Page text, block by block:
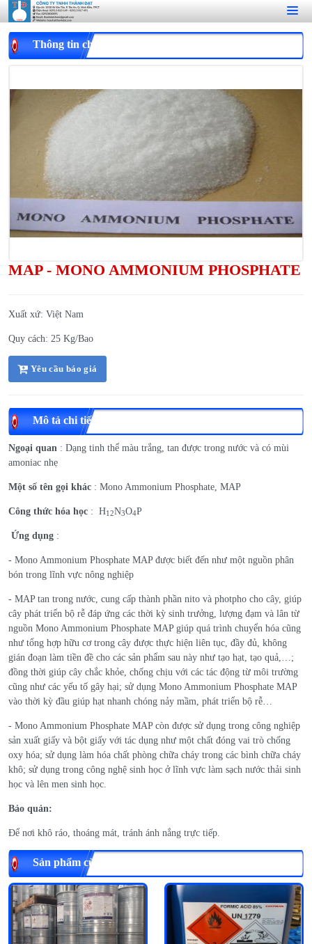
Thông tin chi tiết
MAP - MONO AMMONIUM PHOSPHATE
Xuất xứ: Việt Nam
Quy cách: 25 Kg/Bao
Yêu cầu báo giá
Mô tả chi tiết
Ngoại quan : Dạng tinh thể màu trắng, tan được trong nước và có mùi
amoniac nhẹ
Một số tên gọi khác : Mono Ammonium Phosphate, MAP
Công thức hóa học : H12N3O4P
Ứng dụng :
- Mono Ammonium Phosphate MAP được biết đến như một nguồn phân
bón trong lĩnh vực nông nghiệp
- MAP tan trong nước, cung cấp thành phần nito và photpho cho cây, giúp
cây phát triển bộ rễ đáp ứng các thời kỳ sinh trưởng, lượng đạm và lân từ
nguồn Mono Ammonium Phosphate MAP giúp quá trình chuyển hóa cũng
như tổng hợp hữu cơ trong cây được thực hiện liên tục, đầy đủ, không
gián đoạn làm tiền đề cho các sản phẩm sau này như tạo hạt, tạo quả,…;
đồng thời giúp cây chắc khỏe, chống chịu với các tác động từ môi trường
cũng như các yếu tố gây hại; sử dụng Mono Ammonium Phosphate MAP
vào thời kỳ đầu giúp hạt nhanh chóng nảy mầm, phát triển bộ rễ…
- Mono Ammonium Phosphate MAP còn được sử dụng trong công nghiệp
sản xuất giấy và bột giấy với tác dụng như một chất đóng vai trò chống
oxy hóa; sử dụng làm hóa chất phòng chữa cháy trong các bình chữa cháy
khô; sử dụng trong công nghệ sinh học ở lĩnh vực làm sạch nước thải sinh
học và lên men sinh học.
Bảo quản:
Để nơi khô ráo, thoáng mát, tránh ánh nắng trực tiếp.
Sản phẩm cùng loại